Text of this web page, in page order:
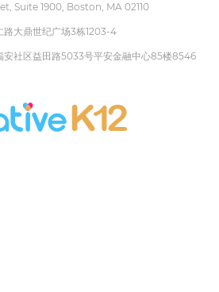
Suite 1900, Boston, MA 02110
路大鼎世纪广场3栋1203-4
安社区益田路5033号平安金融中心85楼8546